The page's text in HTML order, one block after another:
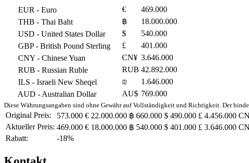
EUR - Euro €
469.000
THB - Thai Baht ฿
18.000.000
USD - United States Dollar $
540.000
GBP- British Pound Sterling £
401.000
CNY - Chinese Yuan CN¥ 3.646.000
RUB - Russian Ruble RUB 42.892.000
ILS - Israeli New Sheqel ₪
1.646.000
AUD - Australian Dollar AU$ 769.000
Diese Währungsangaben sind ohne Gewähr auf Vollständigkeit und Richtigkeit. Der
Original Preis: 573.000 € 22.000.000 ฿ 660.000 $ 490.000 £ 4.456.000
Aktueller Preis: 469.000 € 18.000.000 ฿ 540.000 $ 401.000 £ 3.646.000
Rabatt:
-18%